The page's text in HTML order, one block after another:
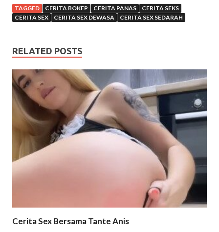
TAGGED CERITA BOKEP CERITA PANAS
CERITA SEKS
CERITA SEX
CERITA SEX DEWASA CERITA SEX SEDARAH
RELATED POSTS
Cerita Sex Bersama Tante Anis